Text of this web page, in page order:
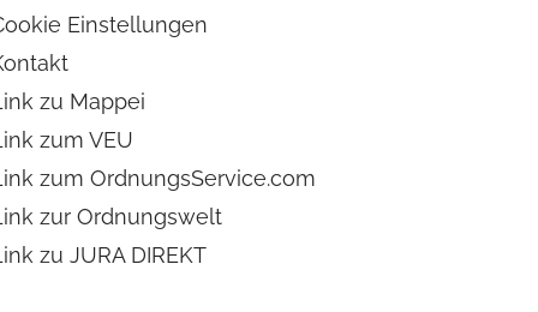
Einstellungen
zu Mappei
zum VEU
zum OrdnungsService.com
zur Ordnungswelt
zu JURA DIREKT